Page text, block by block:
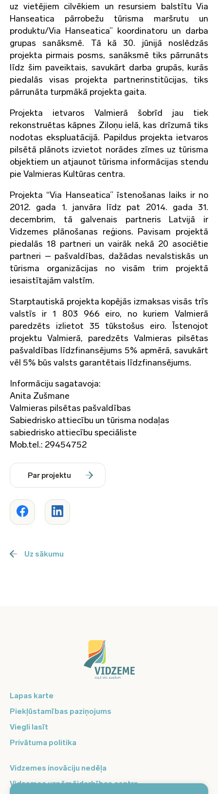
uz vietējiem cilvēkiem un resursiem balstītu Via
Hanseatica pārrobežu tūrisma maršrutu un
produktu/Via Hanseatica” koordinatoru un darba
grupas sanāksmē. Tā kā 30. jūnijā noslēdzās
projekta pirmais posms, sanāksmē tiks pārrunāts
līdz šim paveiktais, savukārt darba grupās, kurās
piedalās visas projekta partnerinstitūcijas, tiks
pārrunāta turpmākā projekta gaita.
Projekta ietvaros Valmierā šobrīd jau tiek
rekonstruētas kāpnes Ziloņu ielā, kas drīzumā tiks
nodotas ekspluatācijā. Papildus projekta ietvaros
pilsētā plānots izvietot norādes zīmes uz tūrisma
objektiem un atjaunot tūrisma informācijas stendu
pie Valmieras Kultūras centra.
Projekta “Via Hanseatica” īstenošanas laiks ir no
2012. gada 1. janvāra līdz pat 2014. gada 31.
decembrim, tā galvenais partneris Latvijā ir
Vidzemes plānošanas reģions. Pavisam projektā
piedalās 18 partneri un vairāk nekā 20 asociētie
partneri – pašvaldības, dažādas nevalstiskās un
tūrisma organizācijas no visām trim projektā
iesaistītajām valstīm.
Starptautiskā projekta kopējās izmaksas visās trīs
valstīs ir 1 803 966 eiro, no kuriem Valmierā
paredzēts izlietot 35 tūkstošus eiro. Īstenojot
projektu Valmierā, paredzēts Valmieras pilsētas
pašvaldības līdzfinansējums 5% apmērā, savukārt
vēl 5% būs valsts garantētais līdzfinansējums.
Informāciju sagatavoja:
Anita Zušmane
Valmieras pilsētas pašvaldības
Sabiedrisko attiecību un tūrisma nodaļas
sabiedrisko attiecību speciāliste
Mob.tel.: 29454752
Par projektu
Uz sākumu
Lapas karte
Piekļūstamības paziņojums
Viegli lasīt
Privātuma politika
Vidzemes inovāciju nedēļa
Vidzemes uzņēmējdarbības centrs